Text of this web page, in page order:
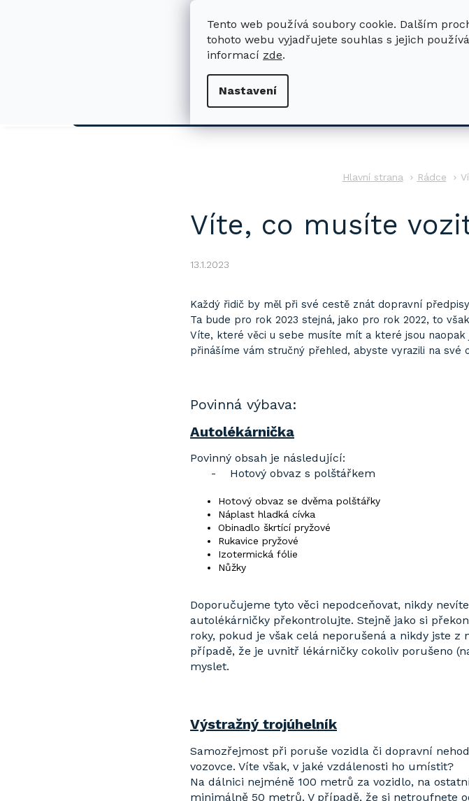
Tento web používá soubory cookie. Dalším
tohoto webu vyjadřujete souhlas s jejich
informací zde.
Nastavení
AUTO
Rádce
Víte, co musíte
13.1.2023
Každý řidič by měl při své cestě znát dopravní
Ta bude pro rok 2023 stejná, jako pro rok 2022, to
Víte, které věci u sebe musíte mít a které jsou
přinášíme vám stručný přehled, abyste vyrazili na své
Povinná výbava:
Autolékárnička
Povinný obsah je následující:
- Hotový obvaz s polštářkem
Hotový obvaz se dvěma polštářky
Náplast hladká cívka
Obinadlo škrtící pryžové
Rukavice pryžové
Izotermická fólie
Nůžky
Doporučujeme tyto věci nepodceňovat, nikdy
autolékárničky překontrolujte. Stejně jako si
roky, pokud je však celá neporušená a nikdy jste
případě, že je uvnitř lékárničky cokoliv porušeno
myslet.
Výstražný trojúhelník
Samozřejmost při poruše vozidla či dopravní
vozovce. Víte však, v jaké vzdálenosti ho umístit?
Na dálnici nejméně 100 metrů za vozidlo, na
minimálně 50 metrů. V případě, že si netroufnete